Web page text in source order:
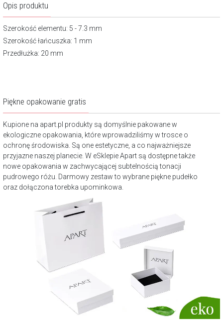
Opis produktu
Szerokość elementu: 5 - 7.3 mm
Szerokość łańcuszka: 1 mm
Przedłużka: 20 mm
Piękne opakowanie gratis
Kupione na apart.pl produkty są domyślnie pakowane w
ekologiczne opakowania, które wprowadziliśmy w trosce o
ochronę środowiska. Są one estetyczne, a co najważniejsze
przyjazne naszej planecie. W eSklepie Apart są dostępne także
nowe opakowania w zachwycającej subtelnością tonacji
pudrowego różu. Darmowy zestaw to wybrane piękne pudełko
oraz dołączona torebka upominkowa.